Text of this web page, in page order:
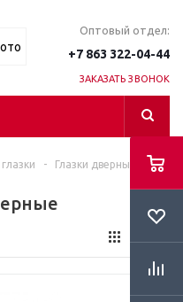
Оптовый отдел:
+7 863 322-04-44
ЗАКАЗАТЬ ЗВОНОК
- Глазки дверные